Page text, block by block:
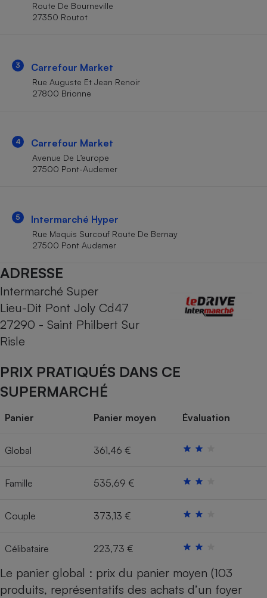
Route De Bourneville
27350 Routot
3 Carrefour Market
Rue Auguste Et Jean Renoir
27800 Brionne
4 Carrefour Market
Avenue De L’europe
27500 Pont-Audemer
5 Intermarché Hyper
Rue Maquis Surcouf Route De Bernay
27500 Pont Audemer
ADRESSE
Intermarché Super
Lieu-Dit Pont Joly Cd47
27290 - Saint Philbert Sur
Risle
PRIX PRATIQUÉS DANS CE
SUPERMARCHÉ
Panier Panier moyen Évaluation
Global 361,46 €
Famille 535,69 €
Couple 373,13 €
Célibataire 223,73 €
Le panier global : prix du panier moyen (103
produits, représentatifs des achats d’un foyer